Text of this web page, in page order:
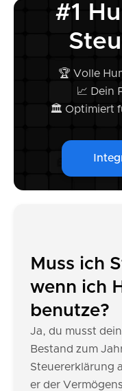
#1
🏆 Volle
📈 Dein
🏛️ Optimiert
Muss ich
wenn ich
benutze?
Ja, du musst
Bestand zum
Steuererklärung
er der